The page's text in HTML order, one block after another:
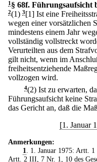
1§ 68f. Führungsaufsicht
2(1) 3[1] Ist eine
wegen einer vorsätzlichen
mindestens einem Jahr
vollständig vollstreckt
Verurteilten aus dem
gilt nicht, wenn im
freiheitsentziehende
vollzogen wird.
4(2) Ist zu erwarten,
Führungsaufsicht keine
das Gericht an, daß die
[1. Januar
Anmerkungen:
1
. 1. Januar 1975: Artt.
Artt. 2 III, 7 Nr. 1, 10 des